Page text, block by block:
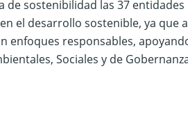
sostenibilidad las 37 entidades
el desarrollo sostenible, ya que
enfoques responsables,
Sociales y de